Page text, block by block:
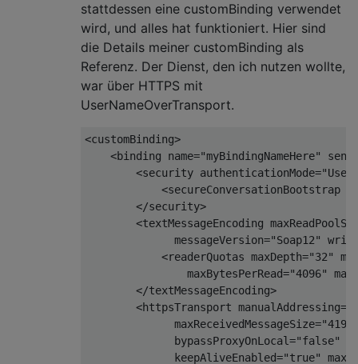
stattdessen eine customBinding verwendet
wird, und alles hat funktioniert. Hier sind
die Details meiner customBinding als
Referenz. Der Dienst, den ich nutzen wollte,
war über HTTPS mit
UserNameOverTransport.
<customBinding>
    <binding name=
"myBindingNameHere"
        <security authenticationMode=
<secureConversationBootstrap /
        </security>
<textMessageEncoding
              messageVersion=
"Soap12"
            <readerQuotas maxDepth=
"32"
                maxBytesPerRead=
"4096"
        </textMessageEncoding>
        <httpsTransport manualAddressing=
              maxReceivedMessageSize=
              bypassProxyOnLocal=
"false"
              keepAliveEnabled=
"true"